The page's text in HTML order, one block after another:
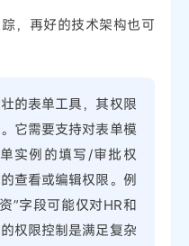
，再好的技术架构也可
的表单工具，其权限
它需要支持对表单模
实例的填写/审批权
查看或编辑权限。例
”字段可能仅对HR和
权限控制是满足复杂